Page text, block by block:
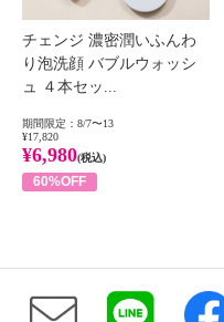
チェンジ 濃密潤いふんわ
り泡洗顔 バブルウォッシ
ュ ４本セッ...
期間限定：8/7〜13
¥17,820
¥6,980(税込)
60%OFF